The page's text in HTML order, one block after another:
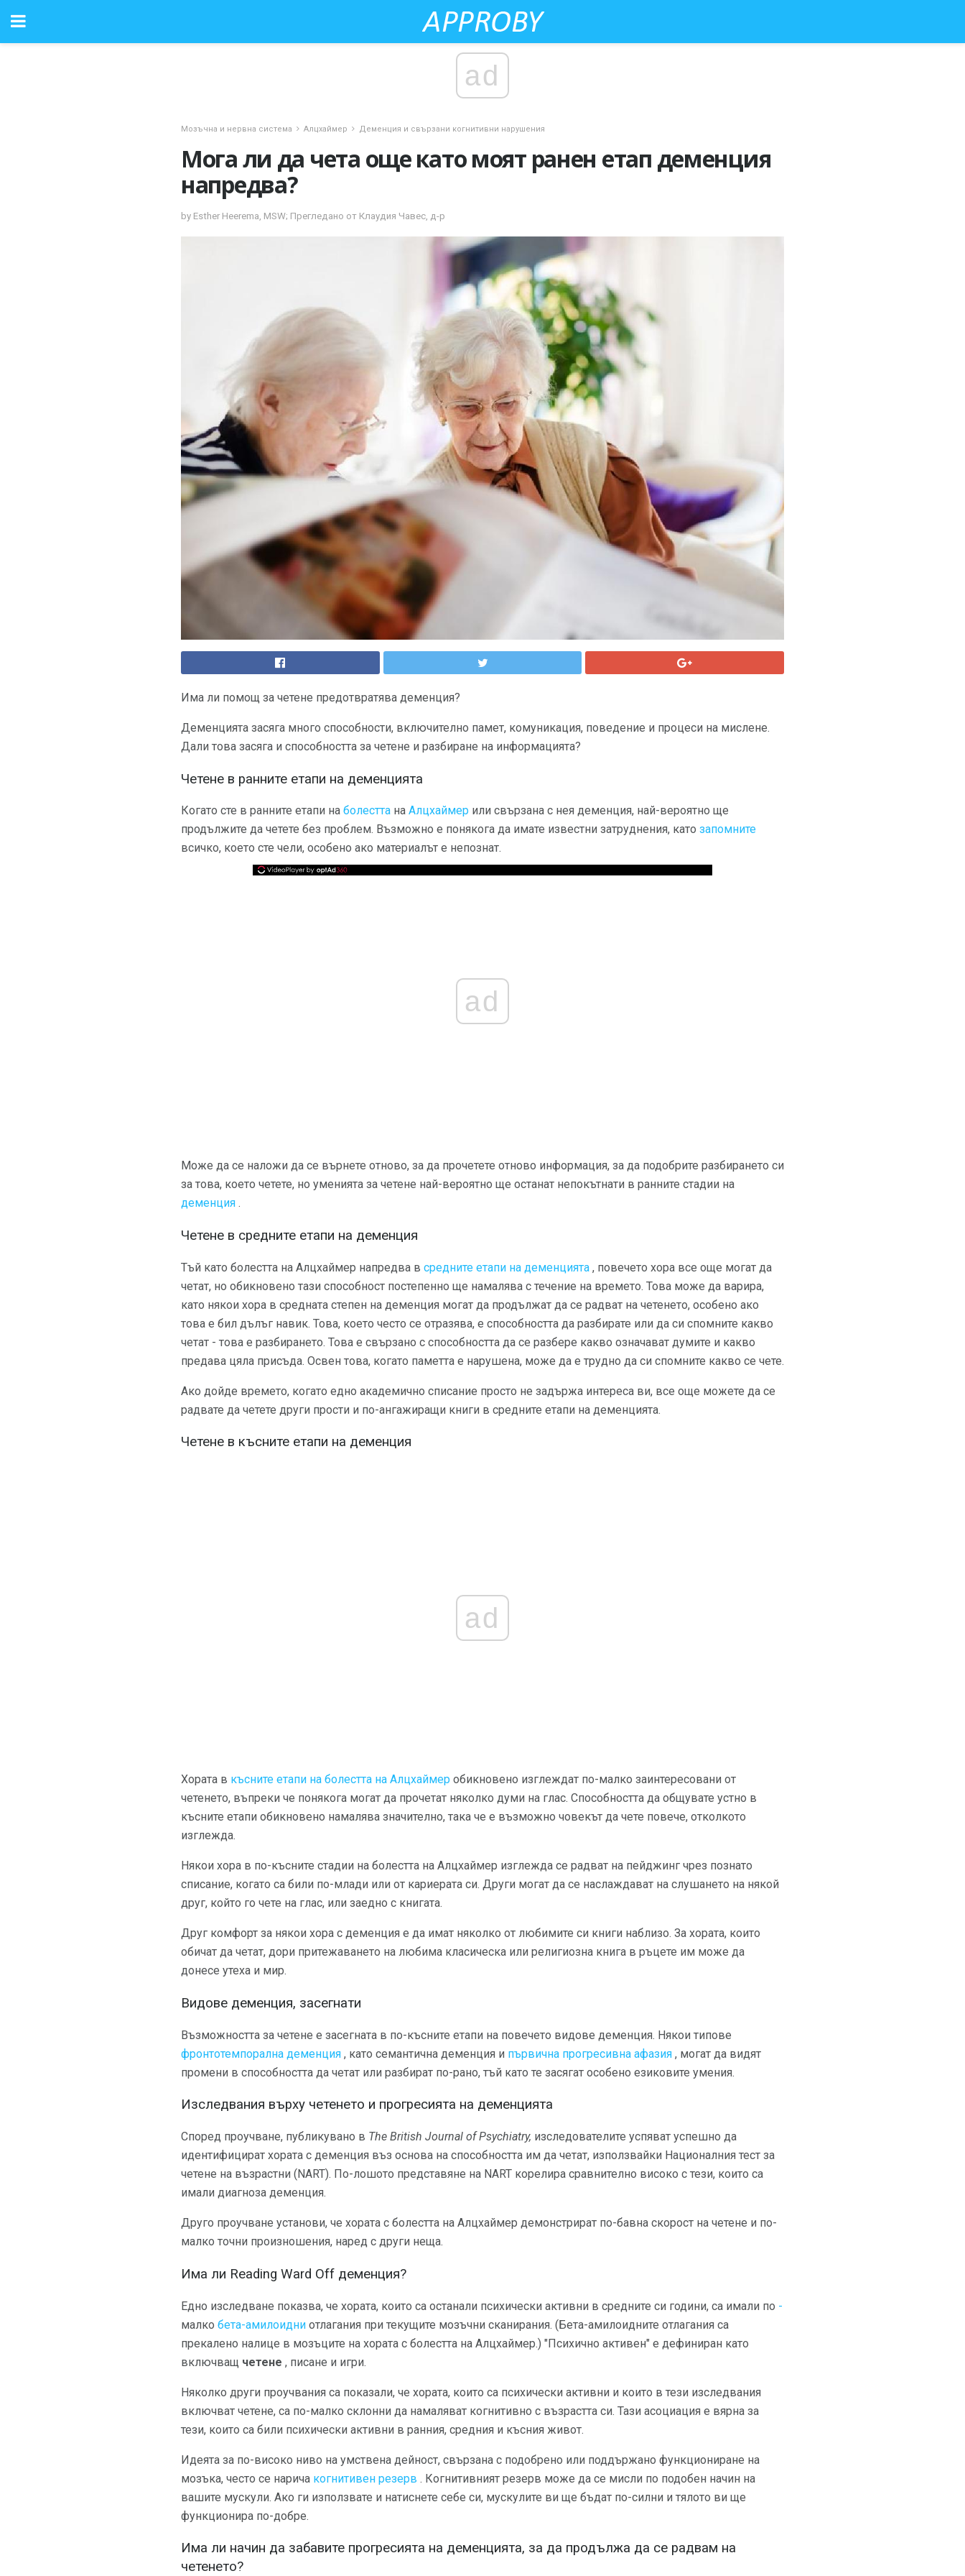
ad
Мозъчна и нервна система Алцхаймер Деменция и свързани когнитивни нарушения
Мога ли да чета още като моят ранен етап деменция
напредва?
by Esther Heerema, MSW; Прегледано от Клаудия Чавес, д-р
Има ли помощ за четене предотвратява деменция?
Деменцията засяга много способности, включително памет, комуникация, поведение и процеси на мислене.
Дали това засяга и способността за четене и разбиране на информацията?
Четене в ранните етапи на деменцията
Когато сте в ранните етапи на болестта на Алцхаймер или свързана с нея деменция, най-вероятно ще
продължите да четете без проблем. Възможно е понякога да имате известни затруднения, като запомните
всичко, което сте чели, особено ако материалът е непознат.
ad
Може да се наложи да се върнете отново, за да прочетете отново информация, за да подобрите разбирането си
за това, което четете, но уменията за четене най-вероятно ще останат непокътнати в ранните стадии на
деменция .
Четене в средните етапи на деменция
Тъй като болестта на Алцхаймер напредва в средните етапи на деменцията , повечето хора все още могат да
четат, но обикновено тази способност постепенно ще намалява с течение на времето. Това може да варира,
като някои хора в средната степен на деменция могат да продължат да се радват на четенето, особено ако
това е бил дълъг навик. Това, което често се отразява, е способността да разбирате или да си спомните какво
четат - това е разбирането. Това е свързано с способността да се разбере какво означават думите и какво
предава цяла присъда. Освен това, когато паметта е нарушена, може да е трудно да си спомните какво се чете.
Ако дойде времето, когато едно академично списание просто не задържа интереса ви, все още можете да се
радвате да четете други прости и по-ангажиращи книги в средните етапи на деменцията.
Четене в късните етапи на деменция
ad
Хората в късните етапи на болестта на Алцхаймер обикновено изглеждат по-малко заинтересовани от
четенето, въпреки че понякога могат да прочетат няколко думи на глас. Способността да общувате устно в
късните етапи обикновено намалява значително, така че е възможно човекът да чете повече, отколкото
изглежда.
Някои хора в по-късните стадии на болестта на Алцхаймер изглежда се радват на пейджинг чрез познато
списание, когато са били по-млади или от кариерата си. Други могат да се наслаждават на слушането на някой
друг, който го чете на глас, или заедно с книгата.
Друг комфорт за някои хора с деменция е да имат няколко от любимите си книги наблизо. За хората, които
обичат да четат, дори притежаването на любима класическа или религиозна книга в ръцете им може да
донесе утеха и мир.
Видове деменция, засегнати
Възможността за четене е засегната в по-късните етапи на повечето видове деменция. Някои типове
фронтотемпорална деменция , като семантична деменция и първична прогресивна афазия , могат да видят
промени в способността да четат или разбират по-рано, тъй като те засягат особено езиковите умения.
Изследвания върху четенето и прогресията на деменцията
Според проучване, публикувано в The British Journal of Psychiatry, изследователите успяват успешно да
идентифицират хората с деменция въз основа на способността им да четат, използвайки Националния тест за
четене на възрастни (NART). По-лошото представяне на NART корелира сравнително високо с тези, които са
имали диагноза деменция.
Друго проучване установи, че хората с болестта на Алцхаймер демонстрират по-бавна скорост на четене и по-
малко точни произношения, наред с други неща.
Има ли Reading Ward Off деменция?
Едно изследване показва, че хората, които са останали психически активни в средните си години, са имали по -
малко бета-амилоидни отлагания при текущите мозъчни сканирания. (Бета-амилоидните отлагания са
прекалено налице в мозъците на хората с болестта на Алцхаймер.) "Психично активен" е дефиниран като
включващ четене , писане и игри.
Няколко други проучвания са показали, че хората, които са психически активни и които в тези изследвания
включват четене, са по-малко склонни да намаляват когнитивно с възрастта си. Тази асоциация е вярна за
тези, които са били психически активни в ранния, средния и късния живот.
Идеята за по-високо ниво на умствена дейност, свързана с подобрено или поддържано функциониране на
мозъка, често се нарича когнитивен резерв . Когнитивният резерв може да се мисли по подобен начин на
вашите мускули. Ако ги използвате и натиснете себе си, мускулите ви ще бъдат по-силни и тялото ви ще
функционира по-добре.
Има ли начин да забавите прогресията на деменцията, за да продължа да се радвам на
четенето?